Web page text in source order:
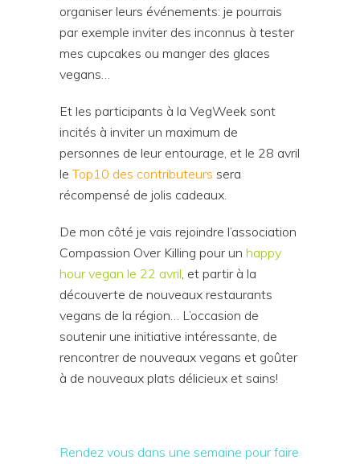
organiser leurs événements: je pourrais
par exemple inviter des inconnus à tester
mes cupcakes ou manger des glaces
vegans…
Et les participants à la VegWeek sont
incités à inviter un maximum de
personnes de leur entourage, et le 28 avril
leTop10 des contributeurs sera
récompensé de jolis cadeaux.
De mon côté je vais rejoindre l’association
Compassion Over Killing pour un happy
hour vegan le 22 avril, et partir à la
découverte de nouveaux restaurants
vegans de la région… L’occasion de
soutenir une initiative intéressante, de
rencontrer de nouveaux vegans et goûter
à de nouveaux plats délicieux et sains!
Rendez vous dans une semaine pour faire